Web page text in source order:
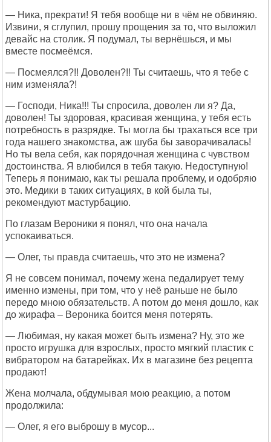
— Ника, прекрати! Я тебя вообще ни в чём не обвиняю.
Извини, я сглупил, прошу прощения за то, что выложил
девайс на столик. Я подумал, ты вернёшься, и мы
вместе посмеёмся.
— Посмеялся?!! Доволен?!! Ты считаешь, что я тебе с
ним изменяла?!
— Господи, Ника!!! Ты спросила, доволен ли я? Да,
доволен! Ты здоровая, красивая женщина, у тебя есть
потребность в разрядке. Ты могла бы трахаться все три
года нашего знакомства, аж шуба бы заворачивалась!
Но ты вела себя, как порядочная женщина с чувством
достоинства. Я влюбился в тебя такую. Недоступную!
Теперь я понимаю, как ты решала проблему, и одобряю
это. Медики в таких ситуациях, в кой была ты,
рекомендуют мастурбацию.
По глазам Вероники я понял, что она начала
успокаиваться.
— Олег, ты правда считаешь, что это не измена?
Я не совсем понимал, почему жена педалирует тему
именно измены, при том, что у неё раньше не было
передо мною обязательств. А потом до меня дошло, как
до жирафа – Вероника боится меня потерять.
— Любимая, ну какая может быть измена? Ну, это же
просто игрушка для взрослых, просто мягкий пластик с
вибратором на батарейках. Их в магазине без рецепта
продают!
Жена молчала, обдумывая мою реакцию, а потом
продолжила:
— Олег, я его выброшу в мусор...